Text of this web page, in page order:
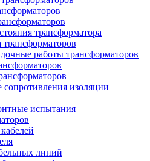
трансформатора
трансформаторов
работы трансформаторов
сопротивления изоляции
испытания
линий